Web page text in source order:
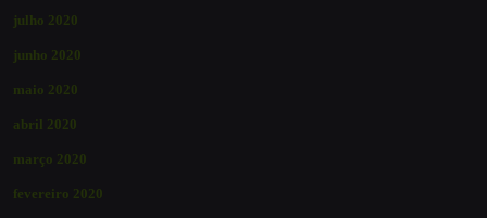
julho 2020
junho 2020
maio 2020
abril 2020
março 2020
fevereiro 2020